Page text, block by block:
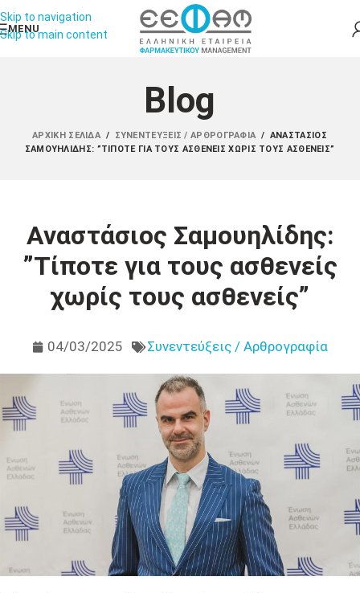
Skip to navigation
Skip to main content
MENU
Blog
ΑΡΧΙΚΉ ΣΕΛΊΔΑ / ΣΥΝΕΝΤΕΎΞΕΙΣ / ΑΡΘΡΟΓΡΑΦΊΑ / ΑΝΑΣΤΆΣΙΟΣ
ΣΑΜΟΥΗΛΊΔΗΣ: ”ΤΊΠΟΤΕ ΓΙΑ ΤΟΥΣ ΑΣΘΕΝΕΊΣ ΧΩΡΊΣ ΤΟΥΣ ΑΣΘΕΝΕΊΣ”
Αναστάσιος Σαμουηλίδης:
”Τίποτε για τους ασθενείς
χωρίς τους ασθενείς”
04/03/2025 Συνεντεύξεις / Αρθρογραφία